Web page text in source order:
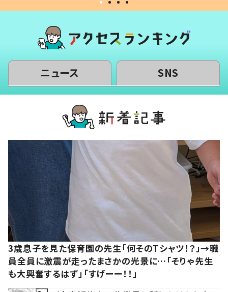
ニュース SNS
3歳息子を見た保育園の先生「何そのTシャツ！？」→職
員全員に激震が走ったまさかの光景に…「そりゃ先生
も大興奮するはず」「すげーー！！」